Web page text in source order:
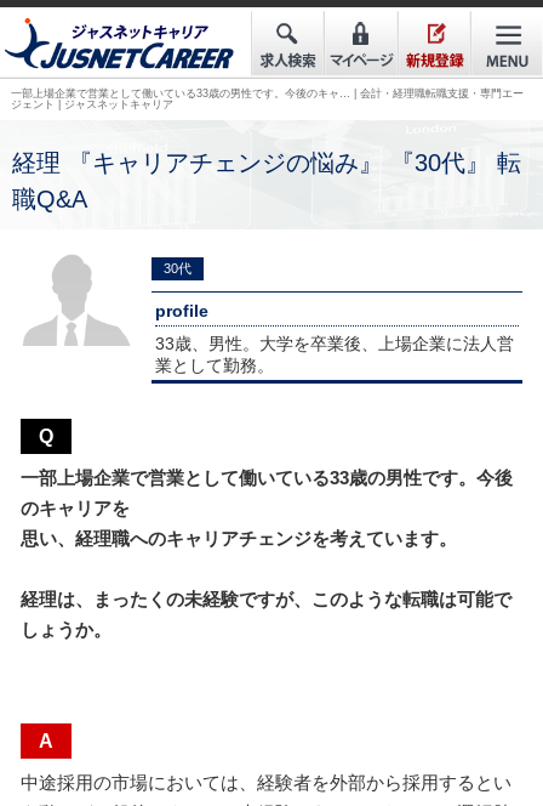
一部上場企業で営業として働いている33歳の男性です。今後のキャ… | 会計・経理職転職支援・専門エー
ジェント | ジャスネットキャリア
経理 『キャリアチェンジの悩み』 『30代』 転
職Q&A
30代
profile
33歳、男性。大学を卒業後、上場企業に法人営
業として勤務。
Q
一部上場企業で営業として働いている33歳の男性です。今後
のキャリアを
思い、経理職へのキャリアチェンジを考えています。
経理は、まったくの未経験ですが、このような転職は可能で
しょうか。
A
中途採用の市場においては、経験者を外部から採用するとい